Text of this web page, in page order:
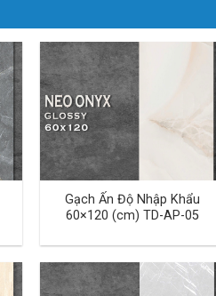
Gạch Ấn Độ Nhập Khẩu
60×120 (cm) TD-AP-05